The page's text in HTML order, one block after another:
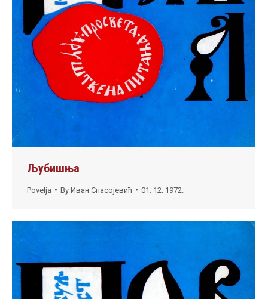
Љубишња
Povelja By Иван Спасојевић 01. 12. 1972.